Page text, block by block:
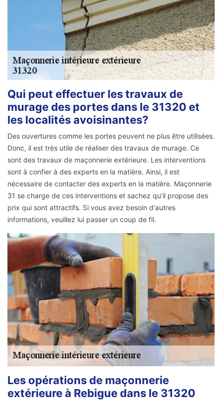
Qui peut effectuer les travaux de
murage des portes dans le 31320 et
les localités avoisinantes?
Des ouvertures comme les portes peuvent ne plus être utilisées.
Donc, il est très utile de réaliser des travaux de murage. Ce
sont des travaux de maçonnerie extérieure. Les interventions
sont à confier à des experts en la matière. Ainsi, il est
nécessaire de contacter des experts en la matière. Maçonnerie
31 se charge de ces interventions et sachez qu'il propose des
prix qui sont attractifs. Si vous avez besoin d'autres
informations, veuillez lui passer un coup de fil.
Les opérations de maçonnerie
extérieure à Rebigue dans le 31320